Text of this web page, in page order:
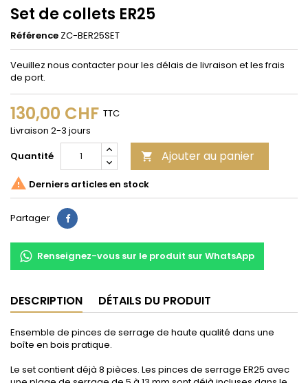
Set de collets ER25
Référence ZC-BER25SET
Veuillez nous contacter pour les délais de livraison et les frais
de port.
130,00 CHF TTC
Livraison 2-3 jours
Quantité
 Ajouter au panier
 Derniers articles en stock
Partager Partager
Renseignez-vous sur le produit sur WhatsApp
DESCRIPTION DÉTAILS DU PRODUIT
Ensemble de pinces de serrage de haute qualité dans une
boîte en bois pratique.
Le set contient déjà 8 pièces. Les pinces de serrage ER25 avec